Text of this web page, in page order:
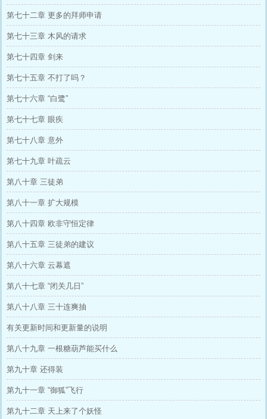
第七十二章 更多的拜师申请
第七十三章 木风的请求
第七十四章 剑来
第七十五章 不打了吗？
第七十六章 “白鹭”
第七十七章 眼疾
第七十八章 意外
第七十九章 叶疏云
第八十章 三徒弟
第八十一章 扩大规模
第八十四章 欧非守恒定律
第八十五章 三徒弟的建议
第八十六章 云幕遮
第八十七章 “闭关几日”
第八十八章 三十连爽抽
有关更新时间和更新量的说明
第八十九章 一根糖葫芦能买什么
第九十章 还得装
第九十一章 “御狐”飞行
第九十二章 天上来了个妖怪